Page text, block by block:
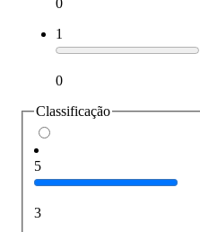
1
0
Classificação
5
3